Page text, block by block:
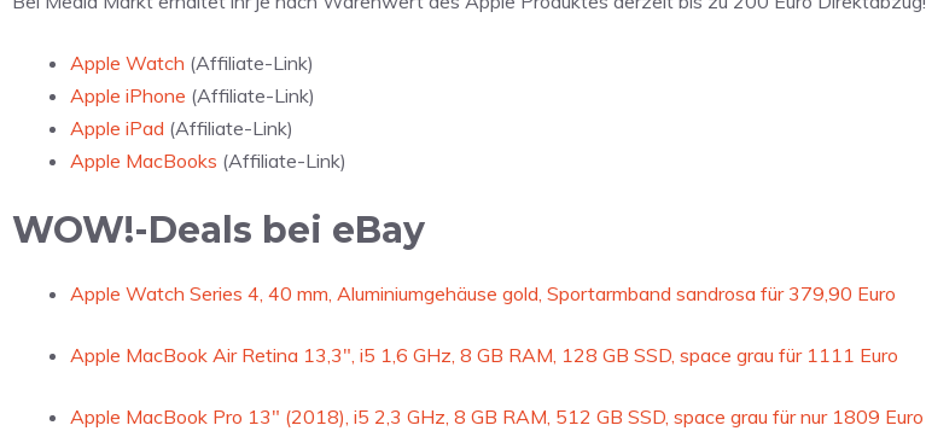
Apple Watch (Affiliate-Link)
Apple iPhone (Affiliate-Link)
Apple iPad (Affiliate-Link)
Apple MacBooks (Affiliate-Link)
WOW!-Deals bei eBay
Apple Watch Series 4, 40 mm, Aluminiumgehäuse gold, Sportarmband sandrosa für 379,90 Euro
Apple MacBook Air Retina 13,3″, i5 1,6 GHz, 8 GB RAM, 128 GB SSD, space grau für 1111 Euro
Apple MacBook Pro 13″ (2018), i5 2,3 GHz, 8 GB RAM, 512 GB SSD, space grau für nur 1809 Euro